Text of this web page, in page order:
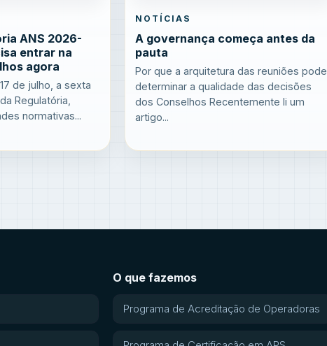
ANS 2026-
entrar na
agora
de julho, a sexta
Regulatória,
normativas...
NOTÍCIAS
A governança começa antes da
pauta
Por que a arquitetura das reuniões pode
determinar a qualidade das decisões
dos Conselhos Recentemente li um
artigo...
O que fazemos
Programa de Acreditação de Operadoras